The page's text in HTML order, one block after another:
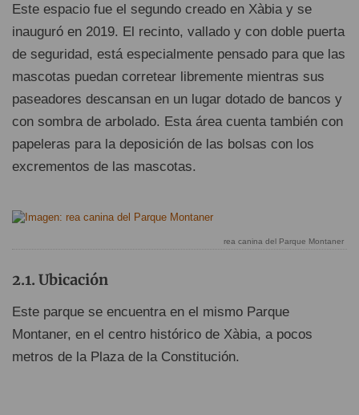
Este espacio fue el segundo creado en Xàbia y se
inauguró en 2019. El recinto, vallado y con doble puerta
de seguridad, está especialmente pensado para que las
mascotas puedan corretear libremente mientras sus
paseadores descansan en un lugar dotado de bancos y
con sombra de arbolado. Esta área cuenta también con
papeleras para la deposición de las bolsas con los
excrementos de las mascotas.
rea canina del Parque Montaner
Ubicación
Este parque se encuentra en el mismo Parque
Montaner, en el centro histórico de Xàbia, a pocos
metros de la Plaza de la Constitución.